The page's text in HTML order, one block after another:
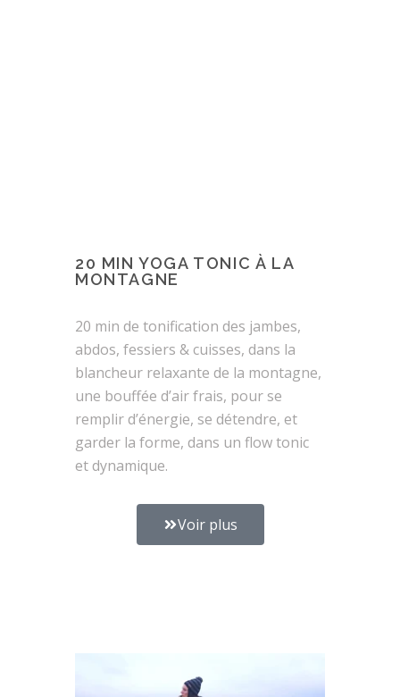
20 MIN YOGA TONIC À LA
MONTAGNE
20 min de tonification des jambes,
abdos, fessiers & cuisses, dans la
blancheur relaxante de la montagne,
une bouffée d’air frais, pour se
remplir d’énergie, se détendre, et
garder la forme, dans un flow tonic
et dynamique.
Voir plus